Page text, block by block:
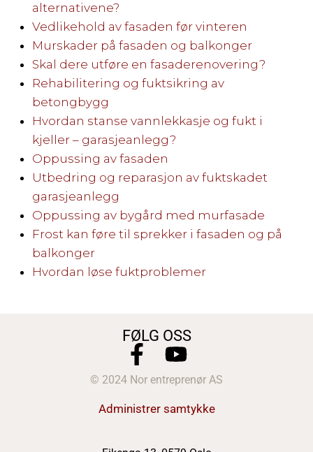
alternativene?
Vedlikehold av fasaden før vinteren
Murskader på fasaden og balkonger
Skal dere utføre en fasaderenovering?
Rehabilitering og fuktsikring av
betongbygg
Hvordan stanse vannlekkasje og fukt i
kjeller – garasjeanlegg?
Oppussing av fasaden
Utbedring og reparasjon av fuktskadet
garasjeanlegg
Oppussing av bygård med murfasade
Frost kan føre til sprekker i fasaden og på
balkonger
Hvordan løse fuktproblemer
FØLG OSS
© 2024 Nor entreprenør AS
Administrer samtykke